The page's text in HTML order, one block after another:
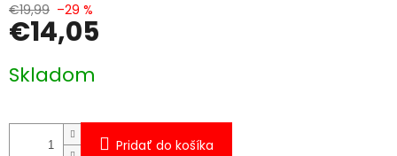
€19,99 –29 %
€14,05
cena:
Skladom
Pridať do košíka